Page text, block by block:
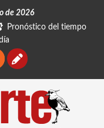
de 2026
Pronóstico del tiempo
Contáctanos